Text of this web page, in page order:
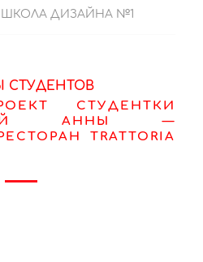
ШКОЛА ДИЗАЙНА №1
СТУДЕНТОВ
СТУДЕНТКИ
АННЫ —
TRATTORIA